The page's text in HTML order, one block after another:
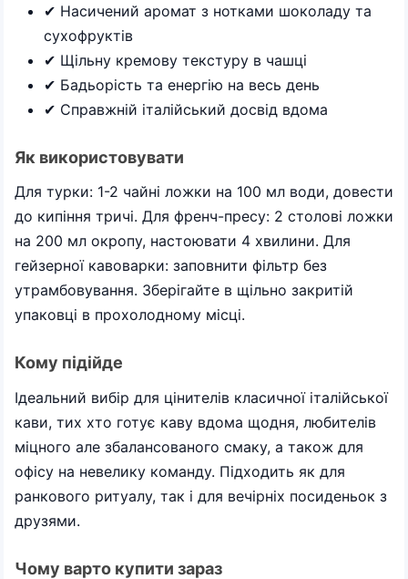
✔ Насичений аромат з нотками шоколаду та
сухофруктів
✔ Щільну кремову текстуру в чашці
✔ Бадьорість та енергію на весь день
✔ Справжній італійський досвід вдома
Як використовувати
Для турки: 1-2 чайні ложки на 100 мл води, довести
до кипіння тричі. Для френч-пресу: 2 столові ложки
на 200 мл окропу, настоювати 4 хвилини. Для
гейзерної кавоварки: заповнити фільтр без
утрамбовування. Зберігайте в щільно закритій
упаковці в прохолодному місці.
Кому підійде
Ідеальний вибір для цінителів класичної італійської
кави, тих хто готує каву вдома щодня, любителів
міцного але збалансованого смаку, а також для
офісу на невелику команду. Підходить як для
ранкового ритуалу, так і для вечірніх посиденьок з
друзями.
Чому варто купити зараз